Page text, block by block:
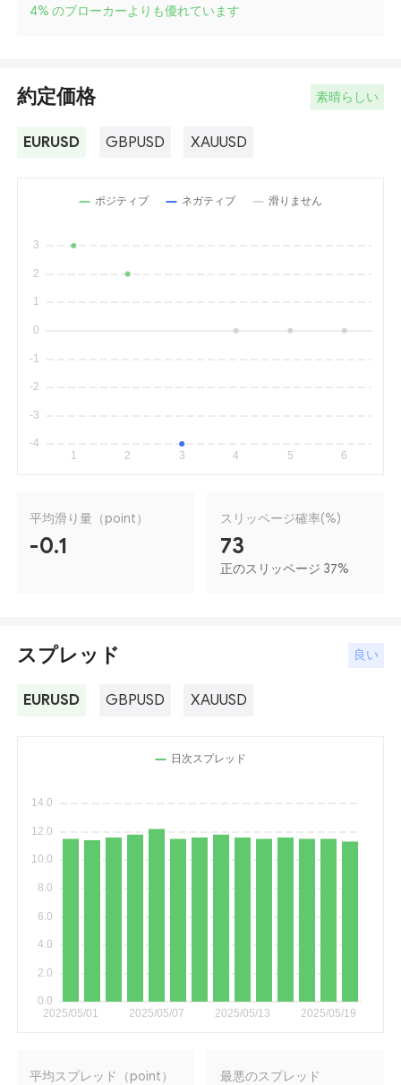
4% のブローカーよりも優れています
約定価格 素晴らしい
EURUSD GBPUSD XAUUSD
平均滑り量（point）
-0.1
スリッページ確率(%)
73
正のスリッページ 37%
スプレッド 良い
EURUSD GBPUSD XAUUSD
平均スプレッド（point）
最悪のスプレッド